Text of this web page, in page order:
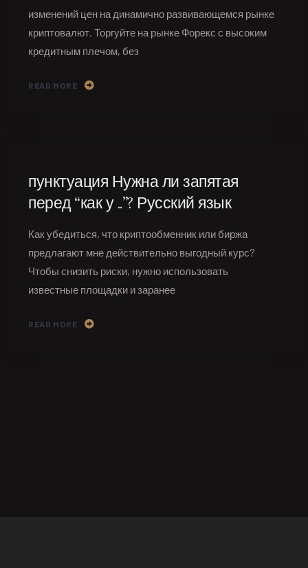
изменений цен на динамично развивающемся рынке
криптовалют. Торгуйте на рынке Форекс с высоким
кредитным плечом, без
READ MORE
пунктуация Нужна ли запятая
перед “как у ..”? Русский язык
Как убедиться, что криптообменник или биржа
предлагают мне действительно выгодный курс?
Чтобы снизить риски, нужно использовать
известные площадки и заранее
READ MORE